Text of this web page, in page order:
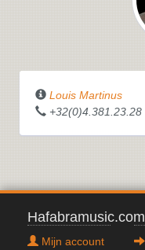
Louis Martinus
+32(0)4.381.23.28
Hafabramusic.com
Mijn account